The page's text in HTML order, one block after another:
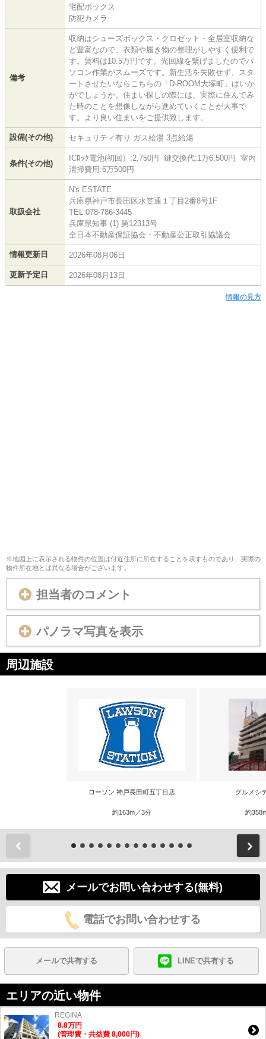
宅配ボックス
防犯カメラ
備考
収納はシューズボックス・クロゼット・全居室収納な
ど豊富なので、衣類や履き物の整理がしやすく便利で
す。賃料は10.5万円です。光回線を繋げましたのでパ
ソコン作業がスムーズです。新生活を失敗せず、スタ
ートさせたいならこちらの「D-ROOM大塚町」はいか
がでしょうか。住まい探しの際には、実際に住んでみ
た時のことを想像しながら進めていくことが大事で
す。より良い住まいをご提供致します。
設備(その他) セキュリティ有り ガス給湯 3点給湯
条件(その他)
ICﾛｯｸ電池(初回）:2,750円 鍵交換代:1万6,500円 室内
清掃費用:6万500円
取扱会社
N's ESTATE
兵庫県神戸市長田区水笠通１丁目2番8号1F
TEL:078-786-3445
兵庫県知事 (1) 第12313号
全日本不動産保証協会・不動産公正取引協議会
情報更新日 2026年08月06日
更新予定日 2026年08月13日
情報の見方
※地図上に表示される物件の位置は付近住所に所在することを表すものであり、実際の
物件所在地とは異なる場合がございます。
担当者のコメント
パノラマ写真を表示
周辺施設
ローソン 神戸長田町五丁目店
約163m／3分
グルメシ
約
メールでお問い合わせする(無料)
電話でお問い合わせする
メールで共有する LINEで共有する
エリアの近い物件
REGINA
8.8万円
(管理費・共益費 8,000円)